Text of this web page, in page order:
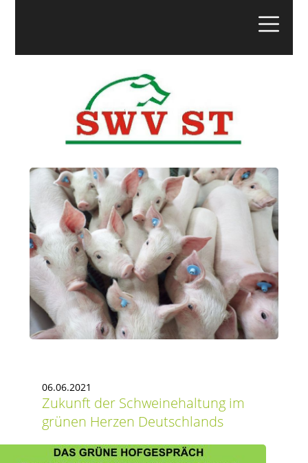
06.06.2021
Zukunft der Schweinehaltung im
grünen Herzen Deutschlands